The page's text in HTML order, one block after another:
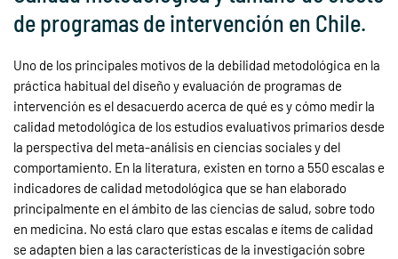
de programas de intervención en Chile.
Uno de los principales motivos de la debilidad metodológica en la
práctica habitual del diseño y evaluación de programas de
intervención es el desacuerdo acerca de qué es y cómo medir la
calidad metodológica de los estudios evaluativos primarios desde
la perspectiva del meta-análisis en ciencias sociales y del
comportamiento. En la literatura, existen en torno a 550 escalas e
indicadores de calidad metodológica que se han elaborado
principalmente en el ámbito de las ciencias de salud, sobre todo
en medicina. No está claro que estas escalas e ítems de calidad
se adapten bien a las características de la investigación sobre